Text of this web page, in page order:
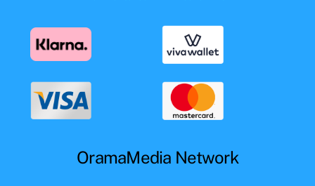
OramaMedia Network